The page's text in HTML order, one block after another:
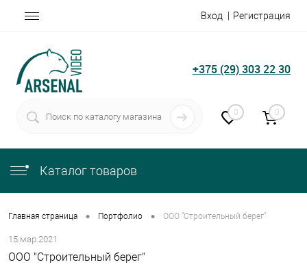
Вход Регистрация
+375 (29) 303 22 30
0 0
Каталог товаров
Главная страница • Портфолио • ООО "Строительный берег"
15.мар.2021
ООО "Строительный берег"